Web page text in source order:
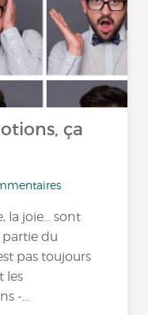
ça
la joie... sont
du
pas toujours
les
-...